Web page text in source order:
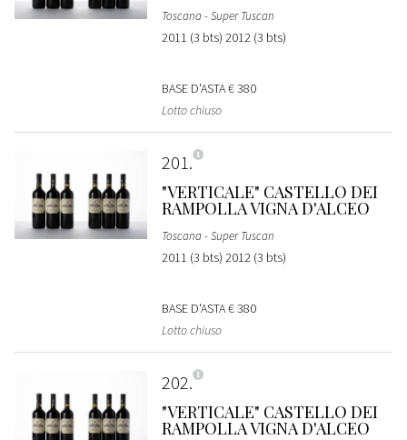
Toscana - Super Tuscan
2011 (3 bts) 2012 (3 bts)
BASE D'ASTA€ 380
Lotto chiuso
201
"VERTICALE" CASTELLO DEI
RAMPOLLA VIGNA D'ALCEO
Toscana - Super Tuscan
2011 (3 bts) 2012 (3 bts)
BASE D'ASTA€ 380
Lotto chiuso
202
"VERTICALE" CASTELLO DEI
RAMPOLLA VIGNA D'ALCEO